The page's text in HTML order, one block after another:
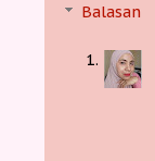
Balasan